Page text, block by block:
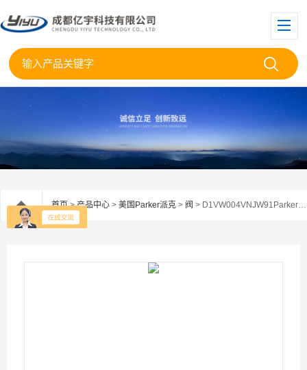
首页>产品中心 > 美国Parker派克 > 阀 > D1VW004VNJW91Parker美国派克电磁阀D1VW004VNJW代理现货